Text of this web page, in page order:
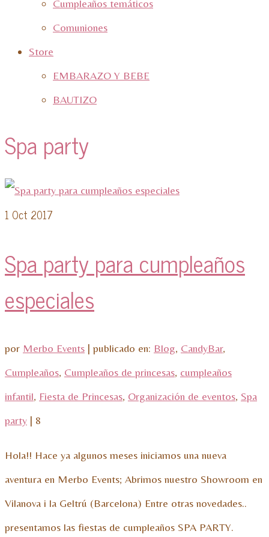
Cumpleaños temáticos
Comuniones
Store
EMBARAZO Y BEBE
BAUTIZO
Spa party
1 Oct 2017
Spa party para cumpleaños
especiales
por Merbo Events | publicado en: Blog, CandyBar,
Cumpleaños, Cumpleaños de princesas, cumpleaños
infantil, Fiesta de Princesas, Organización de eventos, Spa
party | 8
Hola!! Hace ya algunos meses iniciamos una nueva
aventura en Merbo Events; Abrimos nuestro Showroom en
Vilanova i la Geltrú (Barcelona) Entre otras novedades..
presentamos las fiestas de cumpleaños SPA PARTY.